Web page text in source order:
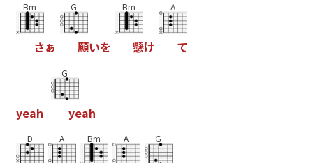
Bm
さぁ
G
願いを
Bm
懸け
A
て
yeah
G
yeah
D A Bm A G